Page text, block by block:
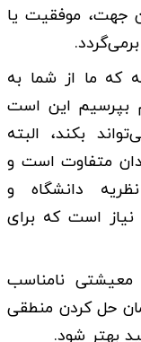
جهت، موفقیت یا
که ما از شما به
بپرسیم این است
بکند، البته
متفاوت است و
دانشگاه و
نیاز است که برای
معیشتی نامناسب
حل کردن منطقی
بهتر شود.